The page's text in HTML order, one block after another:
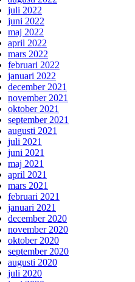
juli 2022
juni 2022
maj 2022
april 2022
mars 2022
februari 2022
januari 2022
december 2021
november 2021
oktober 2021
september 2021
augusti 2021
juli 2021
juni 2021
maj 2021
april 2021
mars 2021
februari 2021
januari 2021
december 2020
november 2020
oktober 2020
september 2020
augusti 2020
juli 2020